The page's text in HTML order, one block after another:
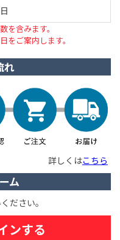
を含みます。
ご案内します。
れ
詳しくはこちら
ム
ださい。
ンする